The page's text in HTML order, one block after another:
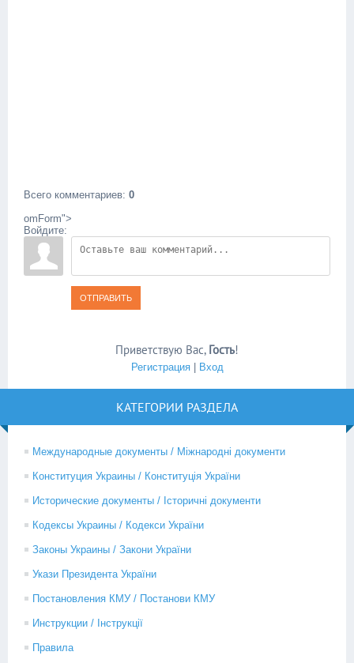
Всего комментариев: 0
omForm">
Войдите:
ОТПРАВИТЬ
Приветствую Вас, Гость!
Регистрация| Вход
КАТЕГОРИИ РАЗДЕЛА
Международные документы / Міжнародні документи
Конституция Украины / Конституція України
Исторические документы / Історичні документи
Кодексы Украины / Кодекси України
Законы Украины / Закони України
Укази Президента України
Постановления КМУ / Постанови КМУ
Инструкции / Інструкції
Правила